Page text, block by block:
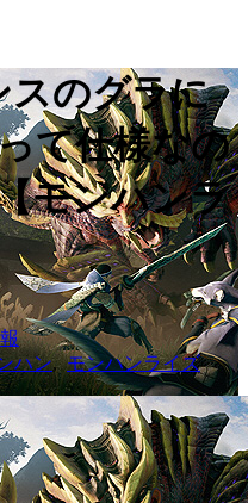
スのグラに
て仕様なの
モンハンラ
ハン,モンハンライズ